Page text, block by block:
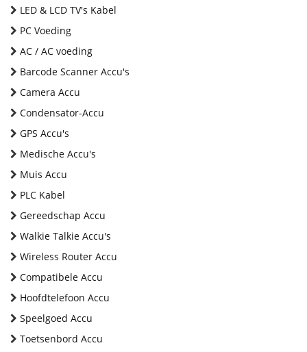
LED & LCD TV's Kabel
PC Voeding
AC / AC voeding
Barcode Scanner Accu's
Camera Accu
Condensator-Accu
GPS Accu's
Medische Accu's
Muis Accu
PLC Kabel
Gereedschap Accu
Walkie Talkie Accu's
Wireless Router Accu
Compatibele Accu
Hoofdtelefoon Accu
Speelgoed Accu
Toetsenbord Accu